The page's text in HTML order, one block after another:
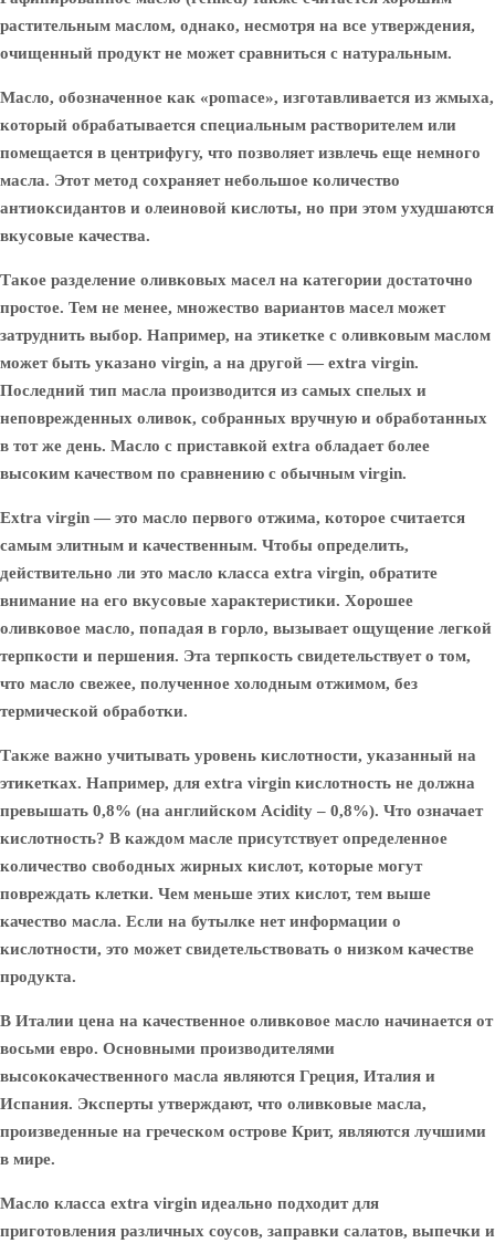
растительным маслом, однако, несмотря на все утверждения,
очищенный продукт не может сравниться с натуральным.
Масло, обозначенное как «pomace», изготавливается из жмыха,
который обрабатывается специальным растворителем или
помещается в центрифугу, что позволяет извлечь еще немного
масла. Этот метод сохраняет небольшое количество
антиоксидантов и олеиновой кислоты, но при этом ухудшаются
вкусовые качества.
Такое разделение оливковых масел на категории достаточно
простое. Тем не менее, множество вариантов масел может
затруднить выбор. Например, на этикетке с оливковым маслом
может быть указано virgin, а на другой — extra virgin.
Последний тип масла производится из самых спелых и
неповрежденных оливок, собранных вручную и обработанных
в тот же день. Масло с приставкой extra обладает более
высоким качеством по сравнению с обычным virgin.
Extra virgin — это масло первого отжима, которое считается
самым элитным и качественным. Чтобы определить,
действительно ли это масло класса extra virgin, обратите
внимание на его вкусовые характеристики. Хорошее
оливковое масло, попадая в горло, вызывает ощущение легкой
терпкости и першения. Эта терпкость свидетельствует о том,
что масло свежее, полученное холодным отжимом, без
термической обработки.
Также важно учитывать уровень кислотности, указанный на
этикетках. Например, для extra virgin кислотность не должна
превышать 0,8% (на английском Acidity – 0,8%). Что означает
кислотность? В каждом масле присутствует определенное
количество свободных жирных кислот, которые могут
повреждать клетки. Чем меньше этих кислот, тем выше
качество масла. Если на бутылке нет информации о
кислотности, это может свидетельствовать о низком качестве
продукта.
В Италии цена на качественное оливковое масло начинается от
восьми евро. Основными производителями
высококачественного масла являются Греция, Италия и
Испания. Эксперты утверждают, что оливковые масла,
произведенные на греческом острове Крит, являются лучшими
в мире.
Масло класса extra virgin идеально подходит для
приготовления различных соусов, заправки салатов, выпечки и